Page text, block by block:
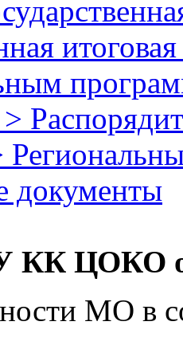
>
документы
КК ЦОКО
МО в